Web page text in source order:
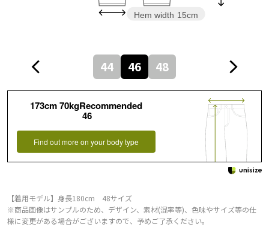
Hem width 15cm
44 46 48
173cm 70kgRecommended
46
Find out more on your body type
【着用モデル】身長180cm 48サイズ
※商品画像はサンプルのため、デザイン、素材(混率等)、色味やサイズ等の仕
様に変更がある場合がございますので、予めご了承ください。